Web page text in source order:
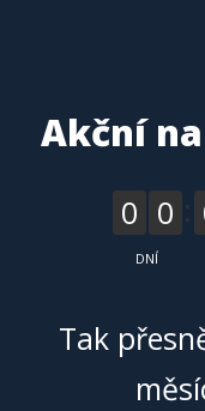
Akční
0 0
DNÍ
Tak